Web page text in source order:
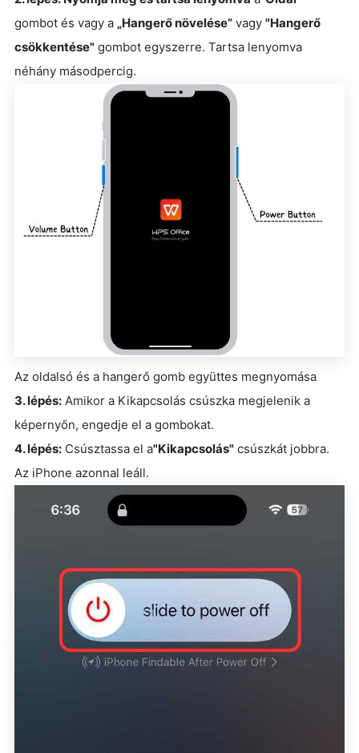
gombot és vagy a „Hangerő növelése” vagy "Hangerő
csökkentése" gombot egyszerre. Tartsa lenyomva
néhány másodpercig.
Az oldalsó és a hangerő gomb együttes megnyomása
3. lépés: Amikor a Kikapcsolás csúszka megjelenik a
képernyőn, engedje el a gombokat.
4. lépés: Csúsztassa el a"Kikapcsolás" csúszkát jobbra.
Az iPhone azonnal leáll.